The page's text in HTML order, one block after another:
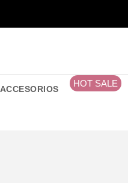
ACCESORIOS
HOT SALE